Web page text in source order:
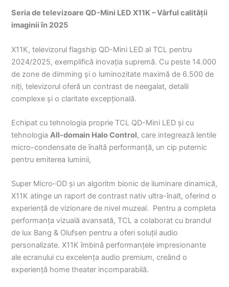
Seria de televizoare QD-Mini LED X11K – Vârful calității
imaginii în 2025
X11K, televizorul flagship QD-Mini LED al TCL pentru
2024/2025, exemplifică inovația supremă. Cu peste 14.000
de zone de dimming și o luminozitate maximă de 6.500 de
niți, televizorul oferă un contrast de neegalat, detalii
complexe și o claritate excepțională.
Echipat cu tehnologia proprie TCL QD-Mini LED și cu
tehnologiaAll-domain Halo Control, care integrează lentile
micro-condensate de înaltă performanță, un cip puternic
pentru emiterea luminii,
Super Micro-OD și un algoritm bionic de iluminare dinamică,
X11K atinge un raport de contrast nativ ultra-înalt, oferind o
experiență de vizionare de nivel muzeal. Pentru a completa
performanța vizuală avansată, TCL a colaborat cu brandul
de lux Bang & Olufsen pentru a oferi soluții audio
personalizate. X11K îmbină performanțele impresionante
ale ecranului cu excelența audio premium, creând o
experiență home theater incomparabilă.